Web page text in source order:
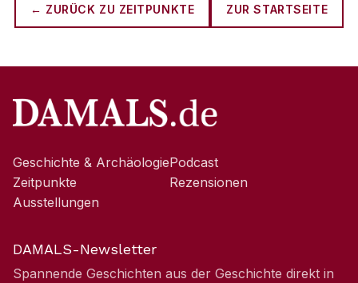
← ZURÜCK ZU ZEITPUNKTE ZUR STARTSEITE
Geschichte & Archäologie
Zeitpunkte
Ausstellungen
Podcast
Rezensionen
DAMALS-Newsletter
Spannende Geschichten aus der Geschichte direkt in